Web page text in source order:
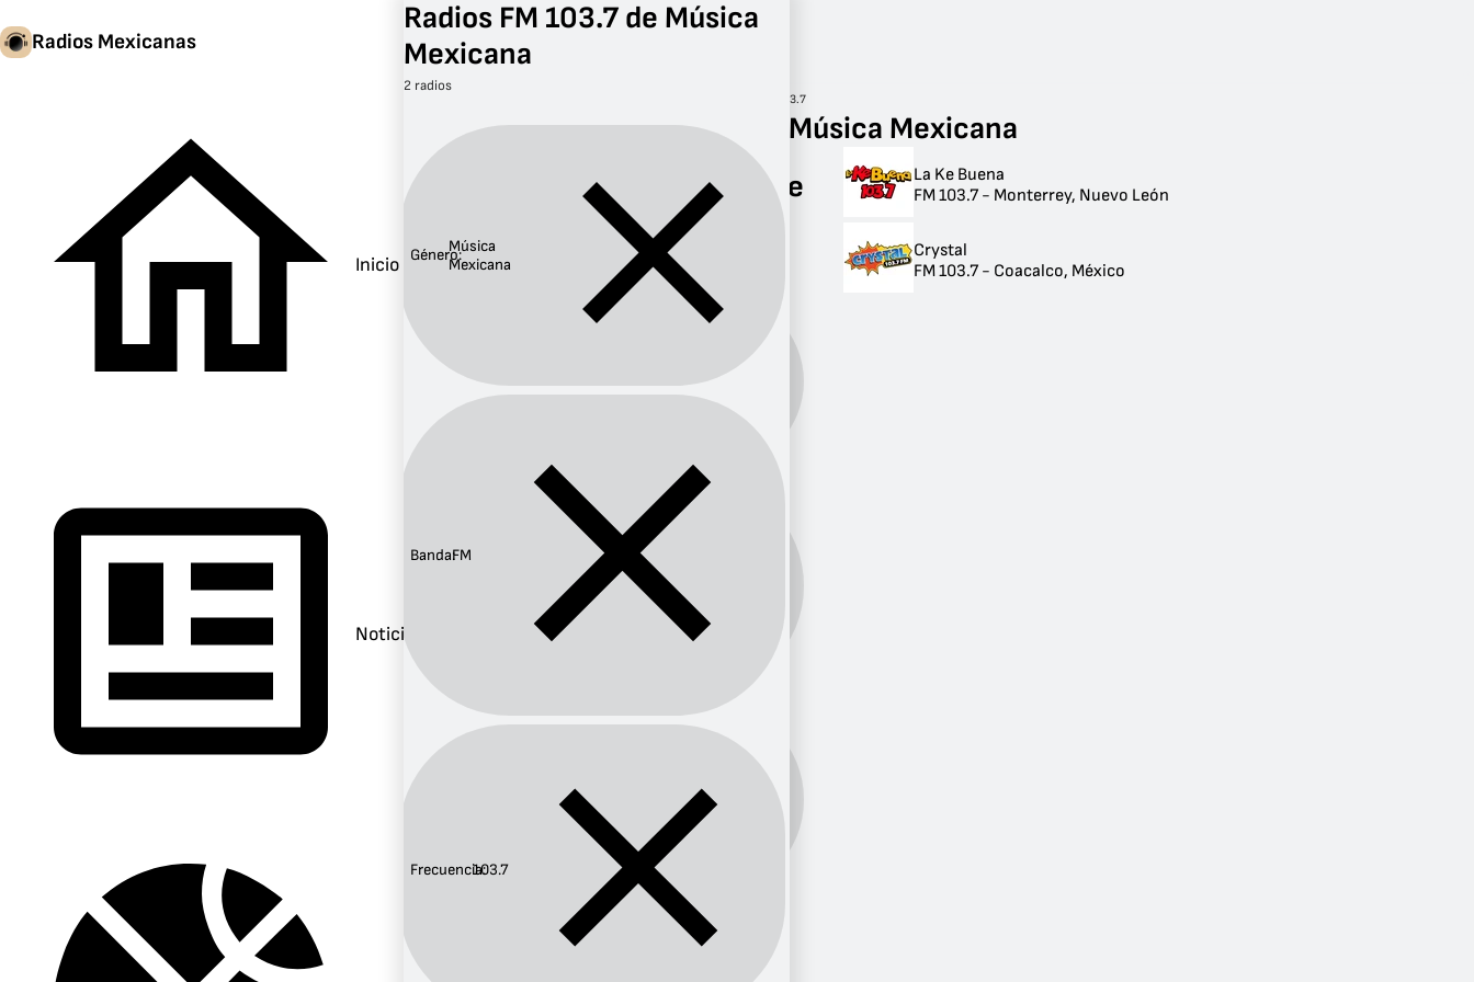
Radios Mexicanas
Inicio
Noticias
FM 103.7
Radios FM 103.7 de Música Mexicana
Radios FM 103.7 de
Música Mexicana
Género:Mexicana
Banda:FM
Frecuencia:
Provincia
La Ke Buena
FM 103.7 - Monterrey, Nuevo León
Crystal
FM 103.7 - Coacalco, México
Radios FM 103.7 de Música
Mexicana
2 radios
Género:Música
Mexicana
Banda:FM
Frecuencia:103.7